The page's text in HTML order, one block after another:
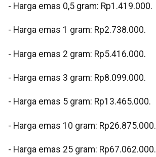
‎- Harga emas 0,5 gram: Rp1.419.000.
‎- ⁠Harga emas 1 gram: Rp2.738.000.
‎- ⁠Harga emas 2 gram: Rp5.416.000.
‎- ⁠Harga emas 3 gram: Rp8.099.000.
‎- ⁠Harga emas 5 gram: Rp13.465.000.
‎- ⁠Harga emas 10 gram: Rp26.875.000.
‎- Harga emas 25 gram: Rp67.062.000.